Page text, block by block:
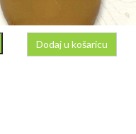
Dodaj u košaricu